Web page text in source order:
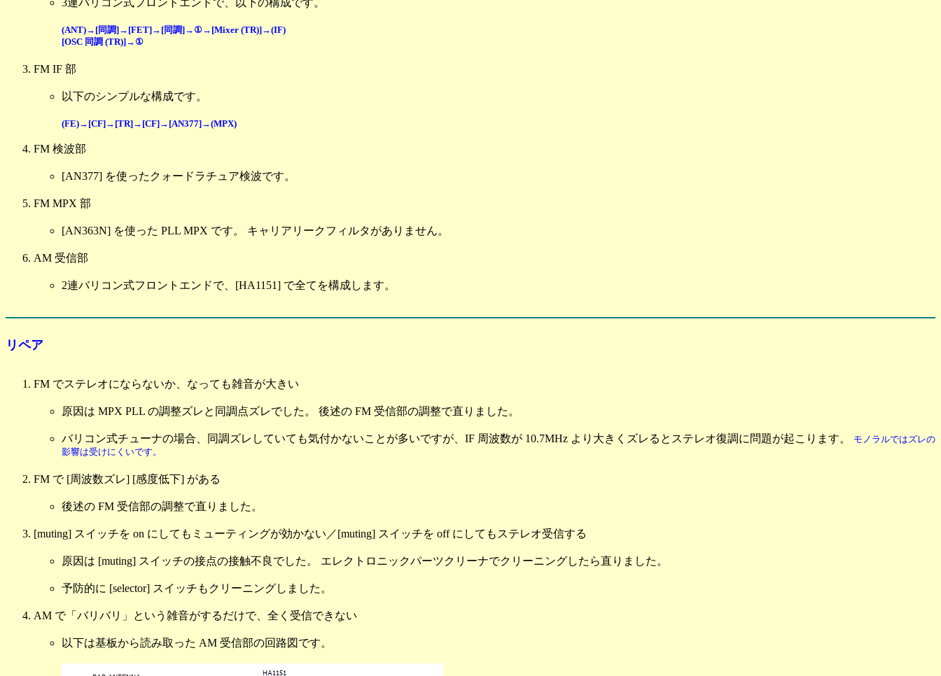
3連バリコン式フロントエンドで、以下の構成です。
(ANT)→[同調]→[FET]→[同調]→①→[Mixer (TR)]→(IF)
[OSC 同調 (TR)]→①
FM IF 部
以下のシンプルな構成です。
(FE)→[CF]→[TR]→[CF]→[AN377]→(MPX)
FM 検波部
[AN377] を使ったクォードラチュア検波です。
FM MPX 部
[AN363N] を使った PLL MPX です。 キャリアリークフィルタがありません。
AM 受信部
2連バリコン式フロントエンドで、[HA1151] で全てを構成します。
リペア
FM でステレオにならないか、なっても雑音が大きい
原因は MPX PLL の調整ズレと同調点ズレでした。 後述の FM 受信部の調整で直りました。
バリコン式チューナの場合、同調ズレしていても気付かないことが多いですが、IF 周波数が 10.7MHz より大きくズレるとステレオ復調に問題が起こります。 モノラルではズレの
影響は受けにくいです。
FM で [周波数ズレ] [感度低下] がある
後述の FM 受信部の調整で直りました。
[muting] スイッチを on にしてもミューティングが効かない／[muting] スイッチを off にしてもステレオ受信する
原因は [muting] スイッチの接点の接触不良でした。 エレクトロニックパーツクリーナでクリーニングしたら直りました。
予防的に [selector] スイッチもクリーニングしました。
AM で「バリバリ」という雑音がするだけで、全く受信できない
以下は基板から読み取った AM 受信部の回路図です。